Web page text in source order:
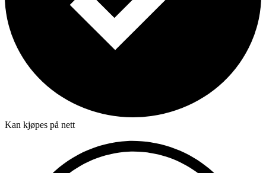
Kan kjøpes på nett